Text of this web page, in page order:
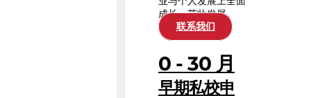
教育资源
成长、茁壮发展。
联系我们
0 - 30 月
早期私校申